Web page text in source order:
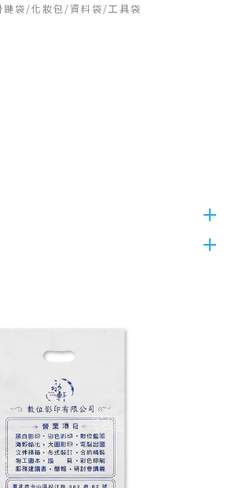
鏈袋/化妝包/資料袋/工具袋